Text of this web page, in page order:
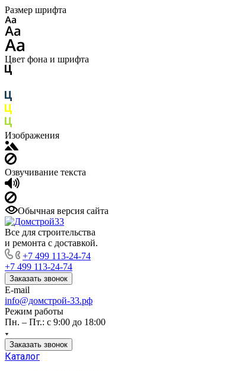
Размер шрифта
Цвет фона и шрифта
Изображения
Озвучивание текста
Обычная версия сайта
Все для строительства
и ремонта с доставкой.
+7 499 113-24-74
+7 499 113-24-74
Заказать звонок
E-mail
info@домстрой-33.рф
Режим работы
Пн. – Пт.: с 9:00 до 18:00
Заказать звонок
Каталог